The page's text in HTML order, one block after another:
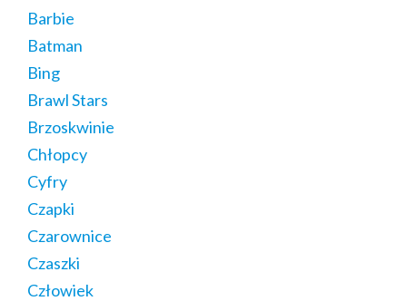
Barbie
Batman
Bing
Brawl Stars
Brzoskwinie
Chłopcy
Cyfry
Czapki
Czarownice
Czaszki
Człowiek